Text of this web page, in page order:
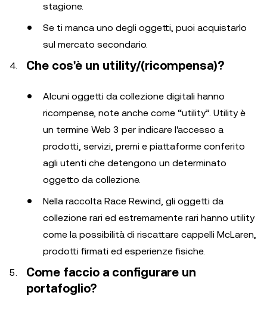
stagione.
Se ti manca uno degli oggetti, puoi acquistarlo
sul mercato secondario.
Che cos'è un utility/(ricompensa)?
Alcuni oggetti da collezione digitali hanno
ricompense, note anche come “utility”. Utility è
un termine Web 3 per indicare l'accesso a
prodotti, servizi, premi e piattaforme conferito
agli utenti che detengono un determinato
oggetto da collezione.
Nella raccolta Race Rewind, gli oggetti da
collezione rari ed estremamente rari hanno utility
come la possibilità di riscattare cappelli McLaren,
prodotti firmati ed esperienze fisiche.
Come faccio a configurare un
portafoglio?